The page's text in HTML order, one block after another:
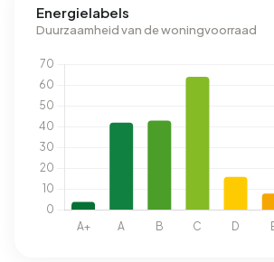
Energielabels
Duurzaamheid van de woningvoorraad